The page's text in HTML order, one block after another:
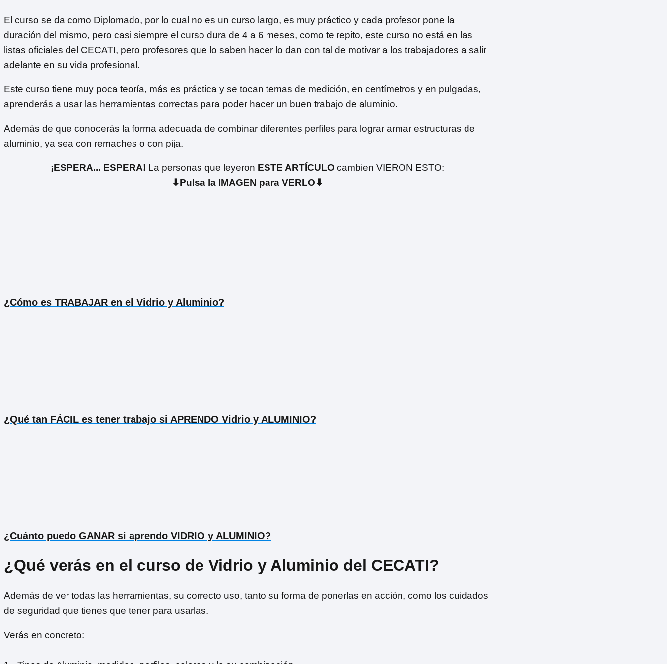
El curso se da como Diplomado, por lo cual no es un curso largo, es muy práctico y cada profesor pone la
duración del mismo, pero casi siempre el curso dura de 4 a 6 meses, como te repito, este curso no está en las
listas oficiales del CECATI, pero profesores que lo saben hacer lo dan con tal de motivar a los trabajadores a salir
adelante en su vida profesional.
Este curso tiene muy poca teoría, más es práctica y se tocan temas de medición, en centímetros y en pulgadas,
aprenderás a usar las herramientas correctas para poder hacer un buen trabajo de aluminio.
Además de que conocerás la forma adecuada de combinar diferentes perfiles para lograr armar estructuras de
aluminio, ya sea con remaches o con pija.
¡ESPERA... ESPERA! La personas que leyeron ESTE ARTÍCULO cambien VIERON ESTO:
⬇Pulsa la IMAGEN para VERLO⬇
¿Cómo es TRABAJAR en el Vidrio y Aluminio?
¿Qué tan FÁCIL es tener trabajo si APRENDO Vidrio y ALUMINIO?
¿Cuánto puedo GANAR si aprendo VIDRIO y ALUMINIO?
¿Qué verás en el curso de Vidrio y Aluminio del CECATI?
Además de ver todas las herramientas, su correcto uso, tanto su forma de ponerlas en acción, como los cuidados
de seguridad que tienes que tener para usarlas.
Verás en concreto: